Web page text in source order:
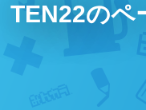
TEN22のペ